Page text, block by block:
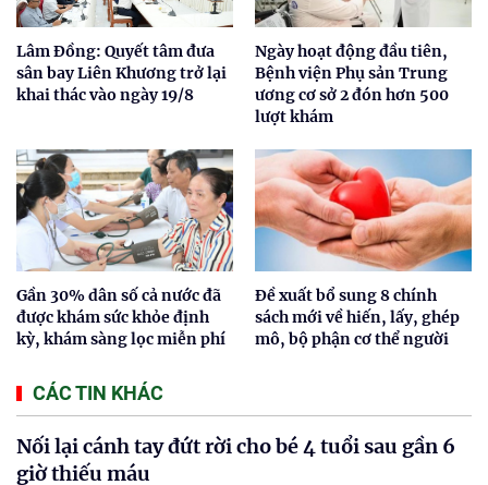
Lâm Đồng: Quyết tâm đưa
sân bay Liên Khương trở lại
khai thác vào ngày 19/8
Ngày hoạt động đầu tiên,
Bệnh viện Phụ sản Trung
ương cơ sở 2 đón hơn 500
lượt khám
Gần 30% dân số cả nước đã
được khám sức khỏe định
kỳ, khám sàng lọc miễn phí
Đề xuất bổ sung 8 chính
sách mới về hiến, lấy, ghép
mô, bộ phận cơ thể người
CÁC TIN KHÁC
Nối lại cánh tay đứt rời cho bé 4 tuổi sau gần 6
giờ thiếu máu